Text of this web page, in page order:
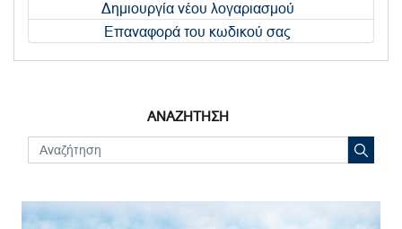
Δημιουργία νέου λογαριασμού
Επαναφορά του κωδικού σας
ΑΝΑΖΗΤΗΣΗ